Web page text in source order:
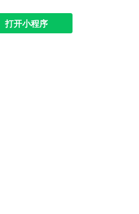
打开小程序